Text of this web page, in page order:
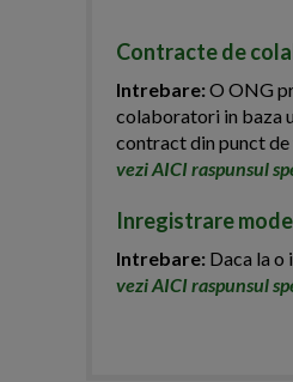
Contracte de
Intrebare:O ONG
colaboratori in baza
contract din punct de
vezi AICI raspunsul
Inregistrare
Intrebare: Daca la o
vezi AICI raspunsul